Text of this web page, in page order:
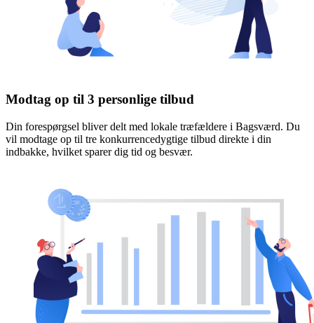
Modtag op til 3 personlige tilbud
Din forespørgsel bliver delt med lokale træfældere i Bagsværd. Du
vil modtage op til tre konkurrencedygtige tilbud direkte i din
indbakke, hvilket sparer dig tid og besvær.